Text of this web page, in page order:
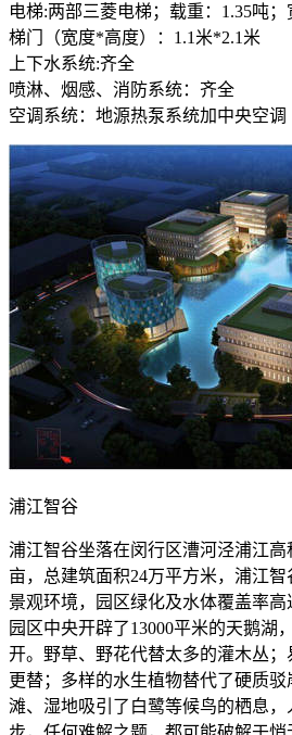
电梯:两部三菱电梯；载重：1.35吨
梯门（宽度*高度）：1.1米*2.1米
上下水系统:齐全
喷淋、烟感、消防系统：齐全
空调系统：地源热泵系统加中央空调
浦江智谷
浦江智谷坐落在闵行区漕河泾浦江
亩，总建筑面积24万平方米，浦江
景观环境，园区绿化及水体覆盖率高
园区中央开辟了13000平米的天鹅湖
开。野草、野花代替太多的灌木丛
更替；多样的水生植物替代了硬质
滩、湿地吸引了白鹭等候鸟的栖息